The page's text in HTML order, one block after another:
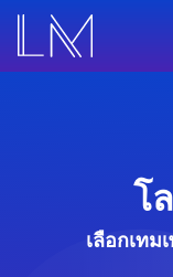
โ
เลือกเท